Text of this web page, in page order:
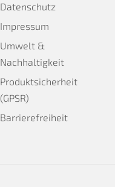
Datenschutz
Impressum
Umwelt &
Nachhaltigkeit
Produktsicherheit
(GPSR)
Barrierefreiheit